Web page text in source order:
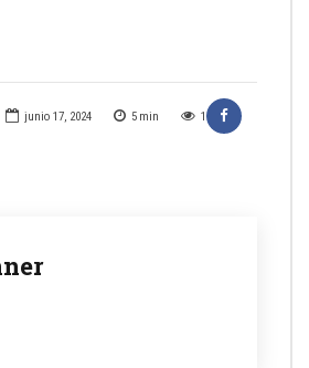
junio 17, 2024 5 min 1